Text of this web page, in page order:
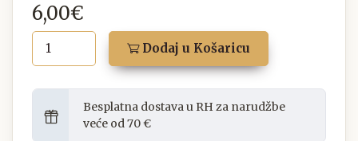
6,00€
Dodaj u Košaricu
Besplatna dostava u RH za narudžbe
veće od 70 €